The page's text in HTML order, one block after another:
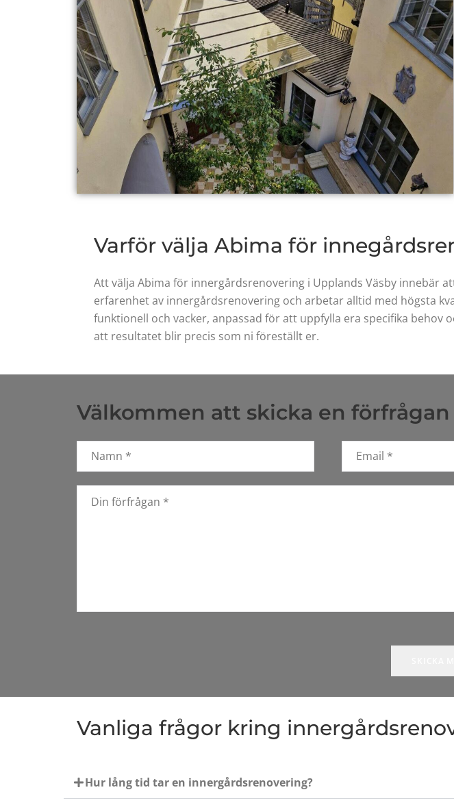
Varför välja Abima för
Att välja Abima för innergårdsrenovering i Upplands Väsby innebär
erfarenhet av innergårdsrenovering och arbetar alltid med högsta
funktionell och vacker, anpassad för att uppfylla era specifika behov
att resultatet blir precis som ni föreställt er.
Välkommen att skicka en
Vanliga frågor kring
Hur lång tid tar en innergårdsrenovering?